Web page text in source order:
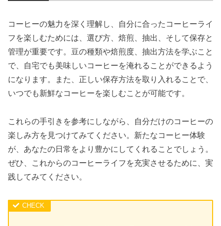
コーヒーの魅力を深く理解し、自分に合ったコーヒーライ
フを楽しむためには、選び方、焙煎、抽出、そして保存と
管理が重要です。豆の種類や焙煎度、抽出方法を学ぶこと
で、自宅でも美味しいコーヒーを淹れることができるよう
になります。また、正しい保存方法を取り入れることで、
いつでも新鮮なコーヒーを楽しむことが可能です。
これらの手引きを参考にしながら、自分だけのコーヒーの
楽しみ方を見つけてみてください。新たなコーヒー体験
が、あなたの日常をより豊かにしてくれることでしょう。
ぜひ、これからのコーヒーライフを充実させるために、実
践してみてください。